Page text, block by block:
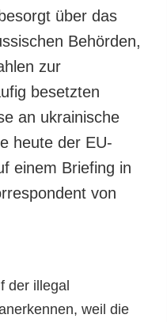
LEISTUNGEN
Abonnement
Fotobank
über das
Behörden,
zur
besetzten
an ukrainische
heute der EU-
einem Briefing in
von
der illegal
weil die